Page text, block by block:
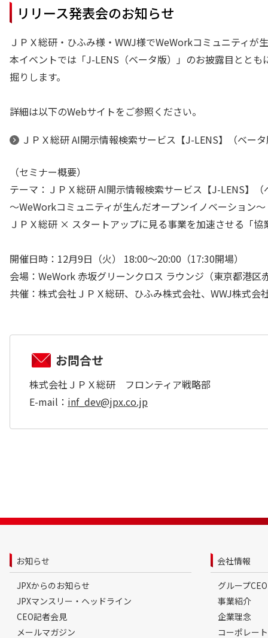
リリース発表会のお知らせ
ＪＰＸ総研・ひふみ様・WWJ様でWeWorkコミュニティ
本イベントでは「J-LENS（ベータ版）」のお披露目とと
掘りします。
詳細は以下のWebサイトをご参照ください。
ＪＰＸ総研 AI開示情報検索サービス【J-LENS】（ベー
（セミナー概要）
テーマ：ＪＰＸ総研 AI開示情報検索サービス【J-LENS】
〜WeWorkコミュニティが生んだオープンイノベーション〜
ＪＰＸ総研 × スタートアップに見る事業を加速させる「協
開催日時：12月9日（火） 18:00～20:00（17:30開場）
会場：WeWork 赤坂グリーンクロス ラウンジ（東京都港
共催：株式会社ＪＰＸ総研、ひふみ株式会社、WWJ株式会
お問合せ
株式会社ＪＰＸ総研 フロンティア戦略部
E-mail： inf_dev@jpx.co.jp
お知らせ
JPXからのお知らせ
JPXマンスリー・ヘッドライン
CEO記者会見
メールマガジン
会社情報
グループ
事業紹介
企業理念
コーポレー